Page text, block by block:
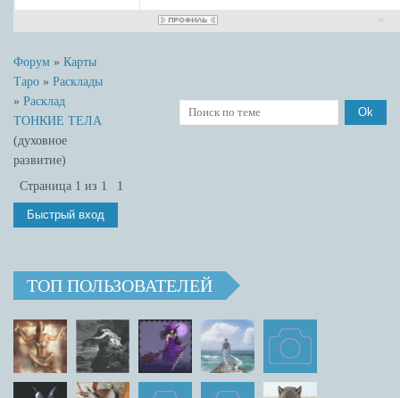
Форум » Карты
Таро » Расклады
» Расклад
ТОНКИЕ ТЕЛА
(духовное
развитие)
Страница 1 из 1 1
ТОП ПОЛЬЗОВАТЕЛЕЙ